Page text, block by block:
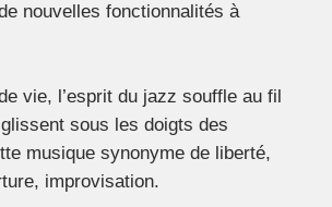
nouvelles fonctionnalités à
vie, l’esprit du jazz souffle au fil
sous les doigts des
musique synonyme de liberté,
improvisation.